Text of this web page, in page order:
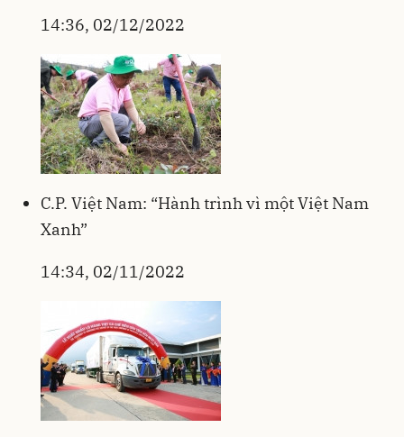
14:36, 02/12/2022
C.P. Việt Nam: “Hành trình vì một Việt Nam
Xanh”
14:34, 02/11/2022